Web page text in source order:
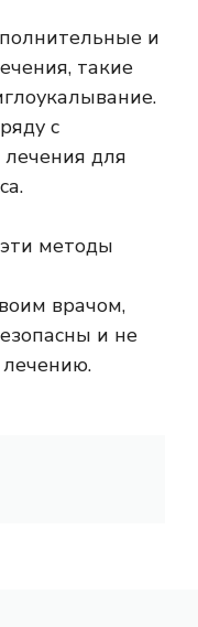
и
такие
с
для
методы
врачом,
и не